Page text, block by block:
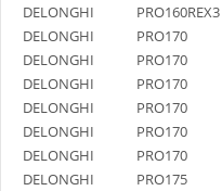
DELONGHI
PRO160REX3
DELONGHI
PRO170
DELONGHI
PRO170
DELONGHI
PRO170
DELONGHI
PRO170
DELONGHI
PRO170
DELONGHI
PRO170
DELONGHI
PRO175